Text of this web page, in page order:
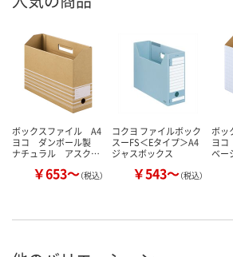
ボックスファイル A4
ヨコ ダンボール製
ナチュラル アスク…
￥653～（税込）
コクヨ ファイルボック
スーFS＜Eタイプ＞A4
ジャスボックス
￥543～（税込）
ボッ
ヨ
ベ